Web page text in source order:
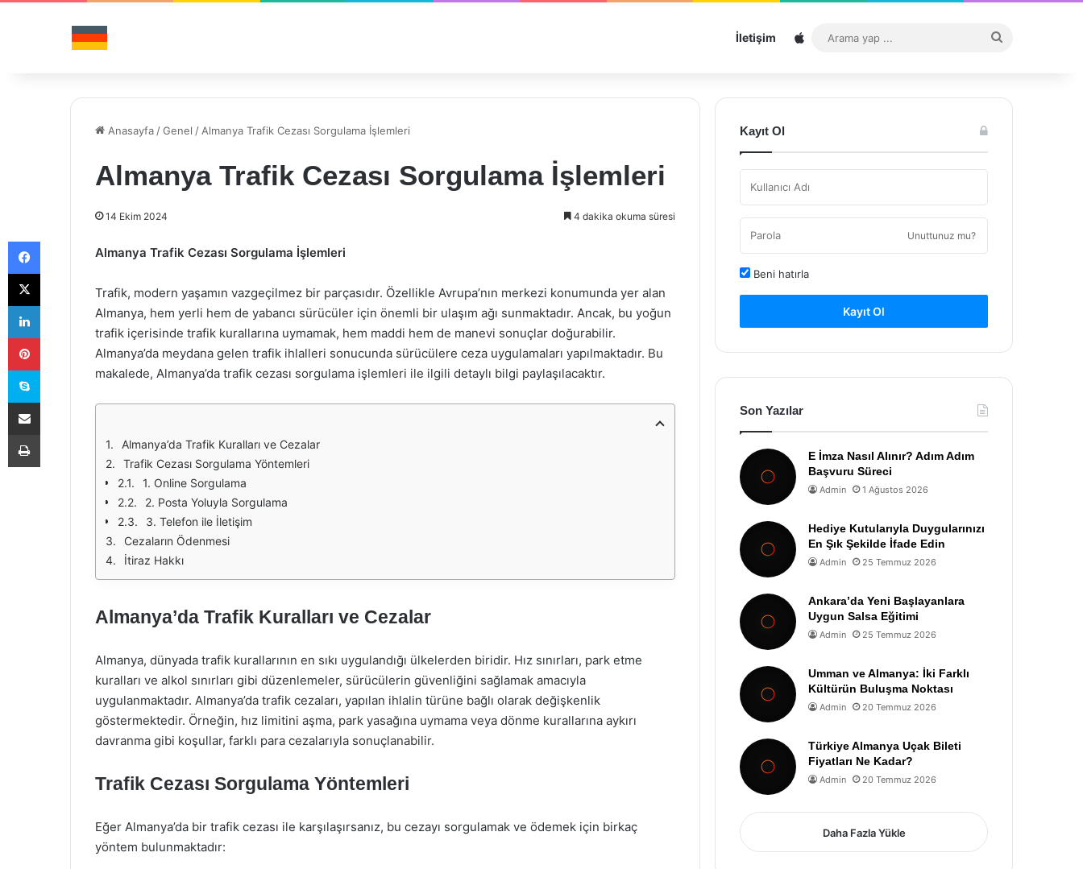
İletişim Sitemap
...
Anasayfa /Genel / Almanya Trafik Cezası Sorgulama İşlemleri
Almanya Trafik Cezası Sorgulama İşlemleri
14 Ekim 2024 4 dakika okuma süresi
Almanya Trafik Cezası Sorgulama İşlemleri
Trafik, modern yaşamın vazgeçilmez bir parçasıdır. Özellikle Avrupa’nın merkezi konumunda yer alan
Almanya, hem yerli hem de yabancı sürücüler için önemli bir ulaşım ağı sunmaktadır. Ancak, bu yoğun
trafik içerisinde trafik kurallarına uymamak, hem maddi hem de manevi sonuçlar doğurabilir.
Almanya’da meydana gelen trafik ihlalleri sonucunda sürücülere ceza uygulamaları yapılmaktadır. Bu
makalede, Almanya’da trafik cezası sorgulama işlemleri ile ilgili detaylı bilgi paylaşılacaktır.
Almanya’da Trafik Kuralları ve Cezalar
Trafik Cezası Sorgulama Yöntemleri
1. Online Sorgulama
2. Posta Yoluyla Sorgulama
3. Telefon ile İletişim
Cezaların Ödenmesi
İtiraz Hakkı
Almanya’da Trafik Kuralları ve Cezalar
Almanya, dünyada trafik kurallarının en sıkı uygulandığı ülkelerden biridir. Hız sınırları, park etme
kuralları ve alkol sınırları gibi düzenlemeler, sürücülerin güvenliğini sağlamak amacıyla
uygulanmaktadır. Almanya’da trafik cezaları, yapılan ihlalin türüne bağlı olarak değişkenlik
göstermektedir. Örneğin, hız limitini aşma, park yasağına uymama veya dönme kurallarına aykırı
davranma gibi koşullar, farklı para cezalarıyla sonuçlanabilir.
Trafik Cezası Sorgulama Yöntemleri
Eğer Almanya’da bir trafik cezası ile karşılaşırsanız, bu cezayı sorgulamak ve ödemek için birkaç
yöntem bulunmaktadır:
Kayıt Ol
Unuttunuz mu?
Beni hatırla
Kayıt Ol
Son Yazılar
E İmza Nasıl Alınır? Adım Adım
Başvuru Süreci
Admin 1 Ağustos 2026
Hediye Kutularıyla Duygularınızı
En Şık Şekilde İfade Edin
Admin 25 Temmuz 2026
Ankara’da Yeni Başlayanlara
Uygun Salsa Eğitimi
Admin 25 Temmuz 2026
Umman ve Almanya: İki Farklı
Kültürün Buluşma Noktası
Admin 20 Temmuz 2026
Türkiye Almanya Uçak Bileti
Fiyatları Ne Kadar?
Admin 20 Temmuz 2026
Daha Fazla Yükle
Facebook
X
LinkedIn
Pinterest
Skype
E-Posta ile paylaş